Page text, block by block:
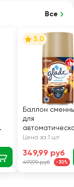
Все
5.0
Баллон
для
освежителя
Automatic
Нежность
Цена за 1 шт
349,99 руб
499,99 руб -30%